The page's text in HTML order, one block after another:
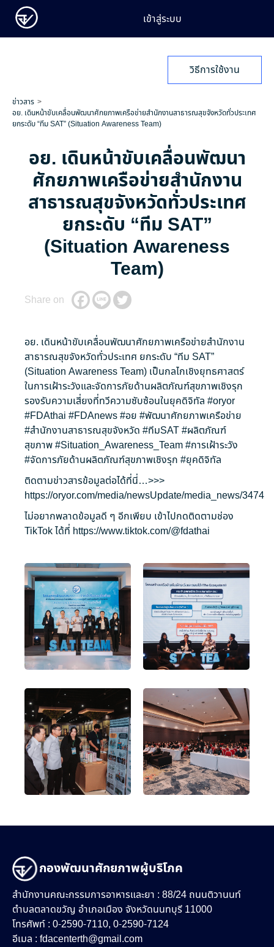
เข้าสู่ระบบ
วิธีการใช้งาน
ข่าวสาร
อย. เดินหน้าขับเคลื่อนพัฒนาศักยภาพเครือข่ายสำนักงานสาธารณสุขจังหวัดทั่วประเทศ
ยกระดับ “ทีม SAT” (Situation Awareness Team)
อย. เดินหน้าขับเคลื่อนพัฒนา
ศักยภาพเครือข่ายสำนักงาน
สาธารณสุขจังหวัดทั่วประเทศ
ยกระดับ “ทีม SAT”
(Situation Awareness
Team)
Share on
อย. เดินหน้าขับเคลื่อนพัฒนาศักยภาพเครือข่ายสำนักงาน
สาธารณสุขจังหวัดทั่วประเทศ ยกระดับ “ทีม SAT”
(Situation Awareness Team) เป็นกลไกเชิงยุทธศาสตร์
ในการเฝ้าระวังและจัดการภัยด้านผลิตภัณฑ์สุขภาพเชิงรุก
รองรับความเสี่ยงที่ทวีความซับซ้อนในยุคดิจิทัล #oryor
#FDAthai #FDAnews#อย #พัฒนาศักยภาพเครือข่าย
#สำนักงานสาธารณสุขจังหวัด #ทีมSAT#ผลิตภัณฑ์
สุขภาพ#Situation_Awareness_Team#การเฝ้าระวัง
#จัดการภัยด้านผลิตภัณฑ์สุขภาพเชิงรุก #ยุคดิจิทัล
ติดตามข่าวสารข้อมูลต่อได้ที่นี่…>>>
https://oryor.com/media/newsUpdate/media_news/3474
ไม่อยากพลาดข้อมูลดี ๆ อีกเพียบ เข้าไปกดติดตามช่อง
TikTok ได้ที่ https://www.tiktok.com/@fdathai
กองพัฒนาศักยภาพผู้บริโภค
สำนักงานคณะกรรมการอาหารและยา : 88/24 ถนนติวานนท์
ตำบลตลาดขวัญ อำเภอเมือง จังหวัดนนทบุรี 11000
โทรศัพท์ : 0-2590-7110, 0-2590-7124
อีเมล : fdacenterth@gmail.com